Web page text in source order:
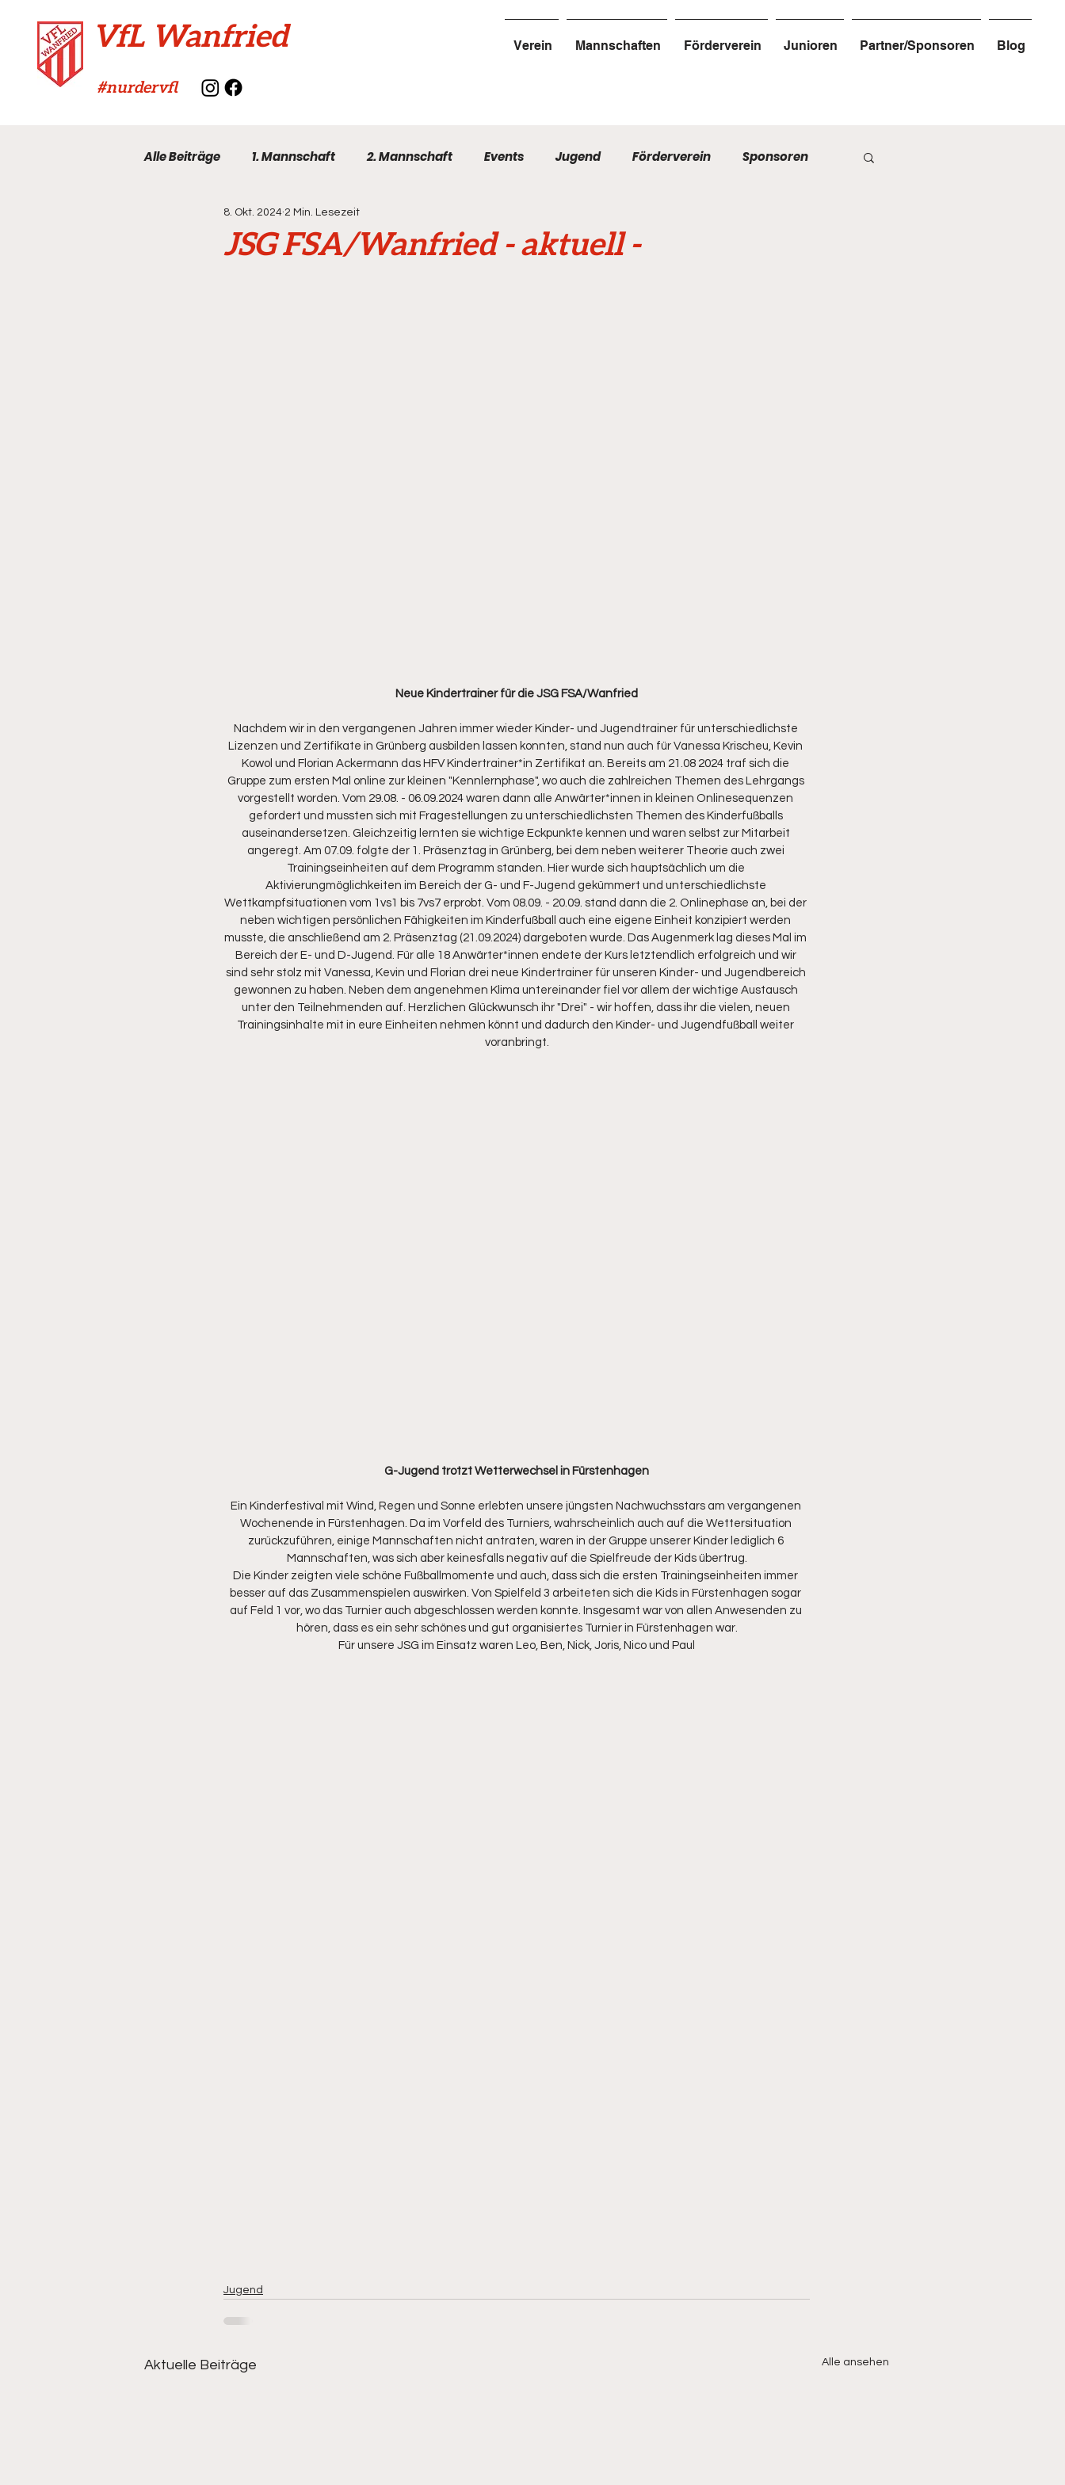
VfL Wanfried
#nurdervfl
Verein Mannschaften Förderverein Junioren Partner/Sponsoren Blog
Alle Beiträge 1. Mannschaft 2. Mannschaft Events Jugend Förderverein Sponsoren
VfL-Archiv
JSG FSA/Wanfried - aktuell -
8. Okt. 2024 2 Min. Lesezeit
Neue Kindertrainer für die JSG FSA/Wanfried
Nachdem wir in den vergangenen Jahren immer wieder Kinder- und Jugendtrainer für unterschiedlichste
Lizenzen und Zertifikate in Grünberg ausbilden lassen konnten, stand nun auch für Vanessa Krischeu, Kevin
Kowol und Florian Ackermann das HFV Kindertrainer*in Zertifikat an. Bereits am 21.08 2024 traf sich die
Gruppe zum ersten Mal online zur kleinen "Kennlernphase", wo auch die zahlreichen Themen des Lehrgangs
vorgestellt worden. Vom 29.08. - 06.09.2024 waren dann alle Anwärter*innen in kleinen Onlinesequenzen
gefordert und mussten sich mit Fragestellungen zu unterschiedlichsten Themen des Kinderfußballs
auseinandersetzen. Gleichzeitig lernten sie wichtige Eckpunkte kennen und waren selbst zur Mitarbeit
angeregt. Am 07.09. folgte der 1. Präsenztag in Grünberg, bei dem neben weiterer Theorie auch zwei
Trainingseinheiten auf dem Programm standen. Hier wurde sich hauptsächlich um die
Aktivierungmöglichkeiten im Bereich der G- und F-Jugend gekümmert und unterschiedlichste
Wettkampfsituationen vom 1vs1 bis 7vs7 erprobt. Vom 08.09. - 20.09. stand dann die 2. Onlinephase an, bei der
neben wichtigen persönlichen Fähigkeiten im Kinderfußball auch eine eigene Einheit konzipiert werden
musste, die anschließend am 2. Präsenztag (21.09.2024) dargeboten wurde. Das Augenmerk lag dieses Mal im
Bereich der E- und D-Jugend. Für alle 18 Anwärter*innen endete der Kurs letztendlich erfolgreich und wir
sind sehr stolz mit Vanessa, Kevin und Florian drei neue Kindertrainer für unseren Kinder- und Jugendbereich
gewonnen zu haben. Neben dem angenehmen Klima untereinander fiel vor allem der wichtige Austausch
unter den Teilnehmenden auf. Herzlichen Glückwunsch ihr "Drei" - wir hoffen, dass ihr die vielen, neuen
Trainingsinhalte mit in eure Einheiten nehmen könnt und dadurch den Kinder- und Jugendfußball weiter
voranbringt.
G-Jugend trotzt Wetterwechsel in Fürstenhagen
Ein Kinderfestival mit Wind, Regen und Sonne erlebten unsere jüngsten Nachwuchsstars am vergangenen
Wochenende in Fürstenhagen. Da im Vorfeld des Turniers, wahrscheinlich auch auf die Wettersituation
zurückzuführen, einige Mannschaften nicht antraten, waren in der Gruppe unserer Kinder lediglich 6
Mannschaften, was sich aber keinesfalls negativ auf die Spielfreude der Kids übertrug.
Die Kinder zeigten viele schöne Fußballmomente und auch, dass sich die ersten Trainingseinheiten immer
besser auf das Zusammenspielen auswirken. Von Spielfeld 3 arbeiteten sich die Kids in Fürstenhagen sogar
auf Feld 1 vor, wo das Turnier auch abgeschlossen werden konnte. Insgesamt war von allen Anwesenden zu
hören, dass es ein sehr schönes und gut organisiertes Turnier in Fürstenhagen war.
Für unsere JSG im Einsatz waren Leo, Ben, Nick, Joris, Nico und Paul
Jugend
Aktuelle Beiträge Alle ansehen